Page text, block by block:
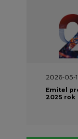
2026-05-
Emitel
2025 rok